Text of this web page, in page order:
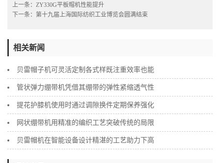
上一条： ZY330G平板帽机性能提升
下一条： 第十九届上海国际纺织工业博览会圆满结束
相关新闻
贝雷帽子机可灵活定制各式样既注重效率也能
管状弹力绷带机凭借其绷带的弹性紧缩透气性
提花护膝机使用时通过调隙换件定期保养强化
网状绷带机用精准的编织工艺突破传统的局限
贝雷帽机在智能设备设计精湛的工艺助力下高